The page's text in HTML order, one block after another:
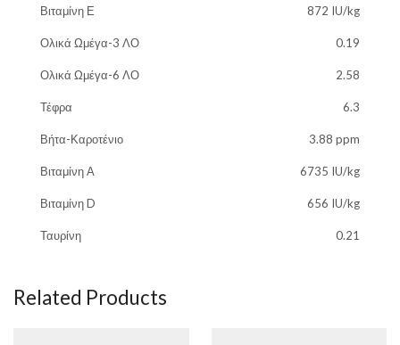
Βιταμίνη Ε 872 IU/kg
Ολικά Ωμέγα-3 ΛΟ 0.19
Ολικά Ωμέγα-6 ΛΟ 2.58
Τέφρα 6.3
Βήτα-Καροτένιο 3.88 ppm
Βιταμίνη Α 6735 IU/kg
Βιταμίνη D 656 IU/kg
Ταυρίνη 0.21
Related Products